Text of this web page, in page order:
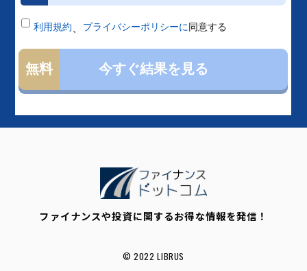
ファイナンスや投資に関するお得な情報を発信！
© 2022 LIBRUS